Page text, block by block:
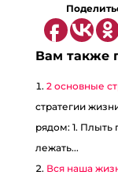
Вам также
2 основные
стратегии
рядом: 1. Плыть
лежать...
Вся наша